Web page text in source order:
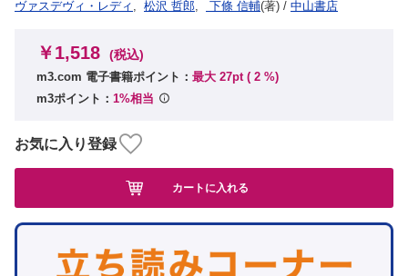
ヴァスデヴィ・レディ , 松沢 哲郎, ‎ 下條 信輔(著) / 中山書店
￥1,518 (税込)
m3.com 電子書籍ポイント： 最大 27pt ( 2 %)
m3ポイント： 1%相当
お気に入り登録
カートに入れる